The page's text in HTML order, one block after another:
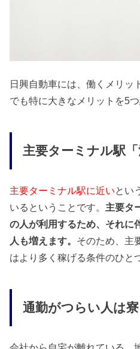
日興自動車には、働くメリッ
でも特に大きなメリットを5つ
主要ターミナル駅
主要ターミナル駅に近いとい
いるということです。 主要タ
の人が利用するため、それに
人も増えます。 そのため、主
はより多く稼げる条件のひと
通勤がつらい人は寮